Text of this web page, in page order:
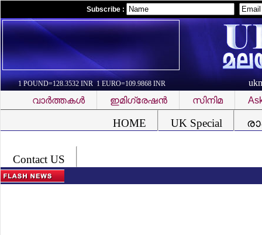
Subscribe :
1 POUND=128.3532 INR 1 EURO=109.9868 INR
വാര്‍ത്തകള്‍
ഇമിഗ്രേഷന്‍ സിനിമ
HOME UK Special
Contact US